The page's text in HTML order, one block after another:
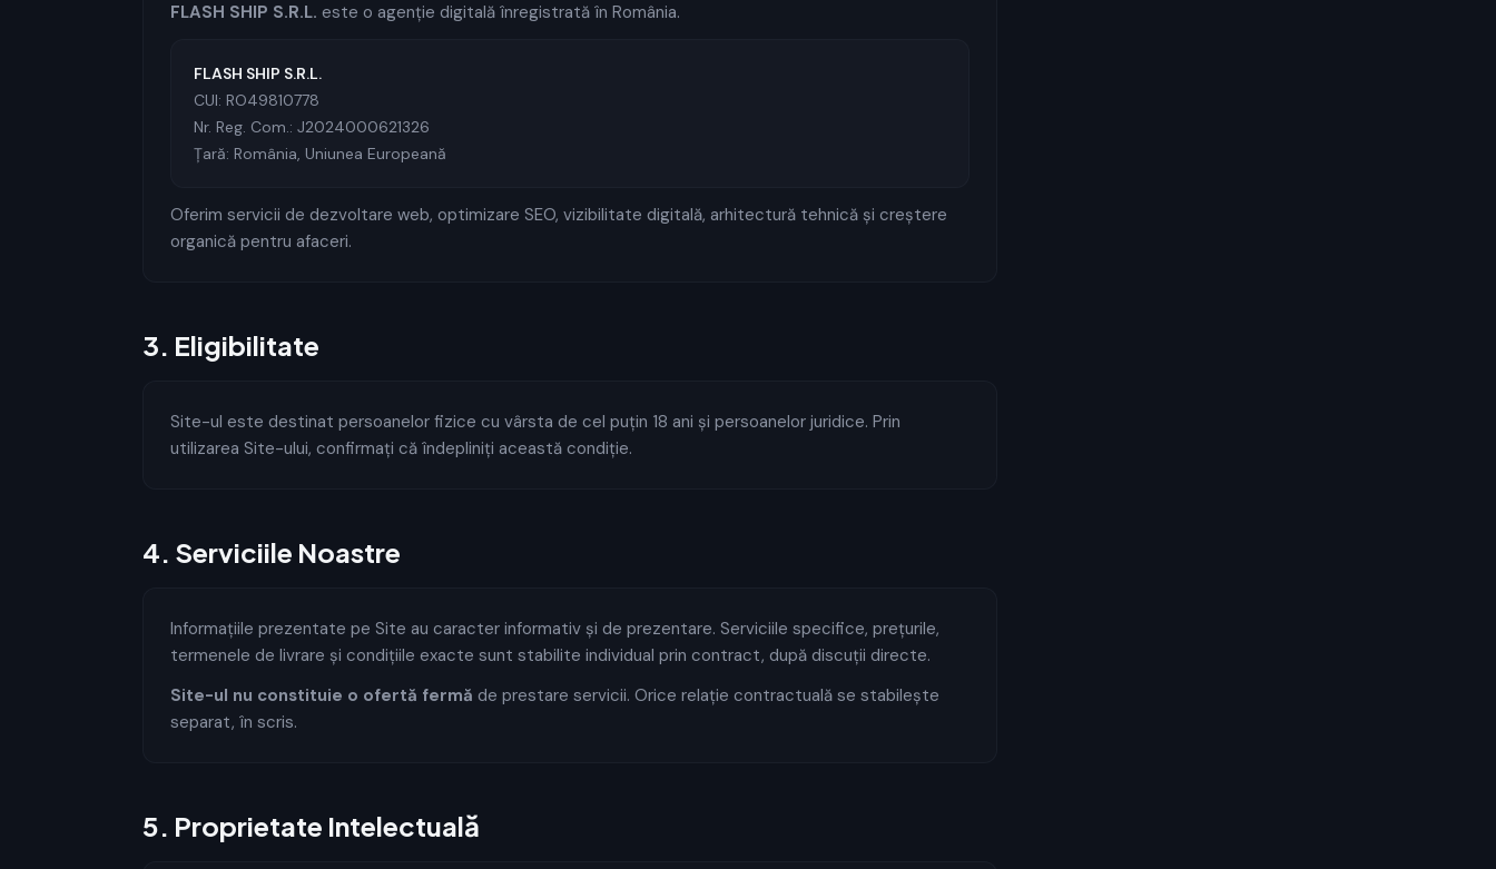
FLASH SHIP S.R.L. este o agenție digitală înregistrată în România.
FLASH SHIP S.R.L.
CUI: RO49810778
Nr. Reg. Com.: J2024000621326
Țară: România, Uniunea Europeană
Oferim servicii de dezvoltare web, optimizare SEO, vizibilitate digitală, arhitectură tehnică și creștere
organică pentru afaceri.
3. Eligibilitate
Site-ul este destinat persoanelor fizice cu vârsta de cel puțin 18 ani și persoanelor juridice. Prin
utilizarea Site-ului, confirmați că îndepliniți această condiție.
4. Serviciile Noastre
Informațiile prezentate pe Site au caracter informativ și de prezentare. Serviciile specifice, prețurile,
termenele de livrare și condițiile exacte sunt stabilite individual prin contract, după discuții directe.
Site-ul nu constituie o ofertă fermă de prestare servicii. Orice relație contractuală se stabilește
separat, în scris.
5. Proprietate Intelectuală